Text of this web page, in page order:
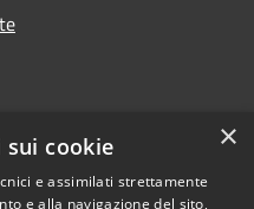
×
cookie
e assimilati strettamente
e alla navigazione del sito,